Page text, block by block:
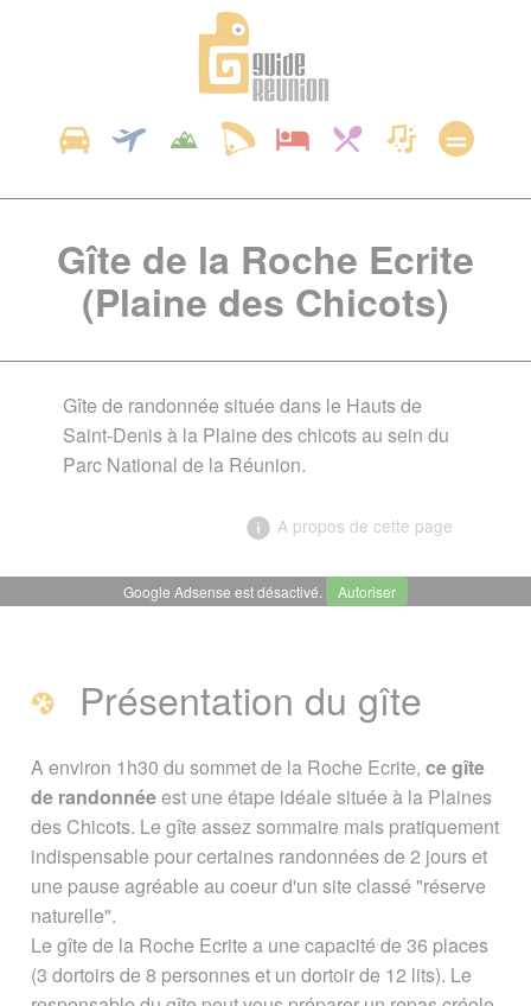
Gîte de la Roche Ecrite
(Plaine des Chicots)
Gîte de randonnée située dans le Hauts de
Saint-Denis à la Plaine des chicots au sein du
Parc National de la Réunion.
A propos de cette page
Coordonnées / réservation
Poursuivre avec
Page créée le 17 janvier 2010. Dernière
mise à jour le 07 novembre 2018
Google Adsense est désactivé. Autoriser
Présentation du gîte
A environ 1h30 du sommet de la Roche Ecrite, ce gîte
de randonnéeest une étape idéale située à la Plaines
des Chicots. Le gîte assez sommaire mais pratiquement
indispensable pour certaines randonnées de 2 jours et
une pause agréable au coeur d'un site classé "réserve
naturelle".
Le gîte de la Roche Ecrite a une capacité de 36 places
(3 dortoirs de 8 personnes et un dortoir de 12 lits). Le
Panneau de gestion des cookies